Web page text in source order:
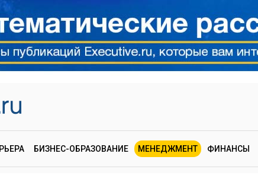
БИЗНЕС-ОБРАЗОВАНИЕ МЕНЕДЖМЕНТ ФИНАНСЫ